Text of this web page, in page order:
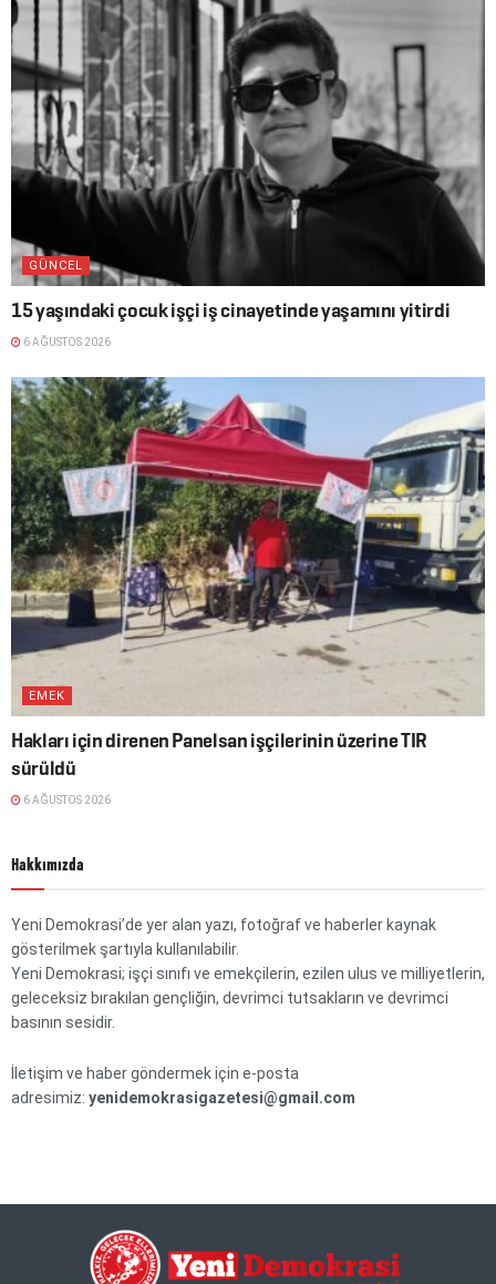
GÜNCEL
15 yaşındaki çocuk işçi iş cinayetinde yaşamını yitirdi
6 AĞUSTOS 2026
EMEK
Hakları için direnen Panelsan işçilerinin üzerine TIR
sürüldü
6 AĞUSTOS 2026
Hakkımızda
Yeni Demokrasi’de yer alan yazı, fotoğraf ve haberler kaynak
gösterilmek şartıyla kullanılabilir.
Yeni Demokrasi; işçi sınıfı ve emekçilerin, ezilen ulus ve milliyetlerin,
geleceksiz bırakılan gençliğin, devrimci tutsakların ve devrimci
basının sesidir.
İletişim ve haber göndermek için e-posta
adresimiz: yenidemokrasigazetesi@gmail.com